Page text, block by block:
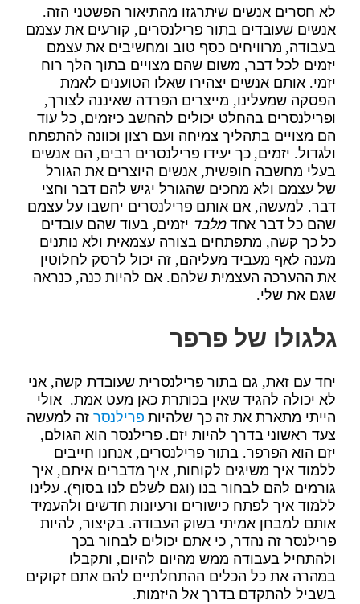
לא חסרים אנשים שיתרגזו מהתיאור הפשטני הזה.
אנשים שעובדים בתור פרילנסרים, קורעים את עצמם
בעבודה, מרוויחים כסף טוב ומחשיבים את עצמם
יזמים לכל דבר, משום שהם מצויים בתוך הלך רוח
יזמי. אותם אנשים יצהירו שאלו הטוענים לאמת
הפסקה שמעלינו, מייצרים הפרדה שאיננה לצורך,
ופרילנסרים בהחלט יכולים להחשב כיזמים, כל עוד
הם מצויים בתהליך צמיחה ועם רצון וכוונה להתפתח
ולגדול. יזמים, כך יעידו פרילנסרים רבים, הם אנשים
בעלי מחשבה חופשית, אנשים היוצרים את הגורל
של עצמם ולא מחכים שהגורל יגיש להם דבר וחצי
דבר. למעשה, אם אותם פרילנסרים יחשבו על עצמם
שהם כל דבר אחדמלבד יזמים, בעוד שהם עובדים
כל כך קשה, מתפתחים בצורה עצמאית ולא נותנים
מענה לאף מעביד מעליהם, זה יכול לרסק לחלוטין
את ההערכה העצמית שלהם. אם להיות כנה, כנראה
שגם את שלי.
גלגולו של פרפר
יחד עם זאת, גם בתור פרילנסרית שעובדת קשה, אני
לא יכולה להגיד שאין בכותרת כאן מעט אמת. אולי
הייתי מתארת את זה כך שלהיות פרילנסר זה למעשה
צעד ראשוני בדרך להיות יזם. פרילנסר הוא הגולם,
יזם הוא הפרפר. בתור פרילנסרים, אנחנו חייבים
ללמוד איך משיגים לקוחות, איך מדברים איתם, איך
גורמים להם לבחור בנו (וגם לשלם לנו בסוף). עלינו
ללמוד איך לפתח כישורים ורעיונות חדשים ולהעמיד
אותם למבחן אמיתי בשוק העבודה. בקיצור, להיות
פרילנסר זה נהדר, כי אתם יכולים לבחור בכך
ולהתחיל בעבודה ממש מהיום להיום, ותקבלו
במהרה את כל הכלים ההתחלתיים להם אתם זקוקים
בשביל להתקדם בדרך אל היזמות.